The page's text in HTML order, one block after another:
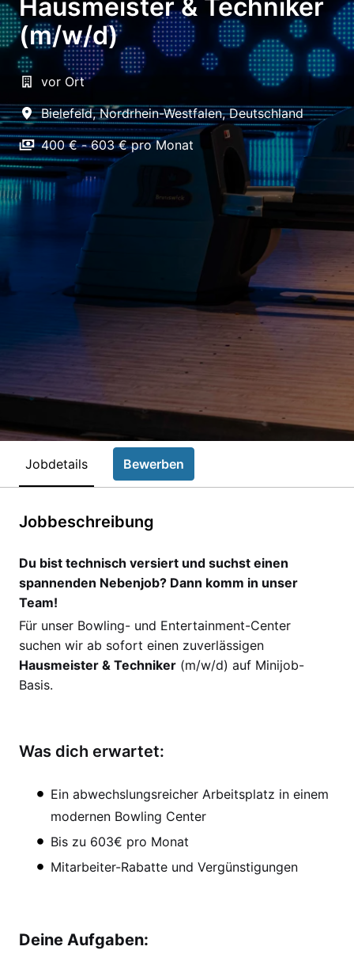
Hausmeister & Techniker
(m/w/d)
vor Ort
Bielefeld, Nordrhein-Westfalen, Deutschland
400 € - 603 € pro Monat
Jobdetails Bewerben
Jobbeschreibung
Du bist technisch versiert und suchst einen
spannenden Nebenjob? Dann komm in unser
Team!
Für unser Bowling- und Entertainment-Center
suchen wir ab sofort einen zuverlässigen
Hausmeister & Techniker (m/w/d) auf Minijob-
Basis.
Was dich erwartet:
Ein abwechslungsreicher Arbeitsplatz in einem
modernen Bowling Center
Bis zu 603€ pro Monat
Mitarbeiter-Rabatte und Vergünstigungen
Deine Aufgaben: